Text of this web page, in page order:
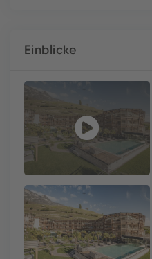
Einblicke